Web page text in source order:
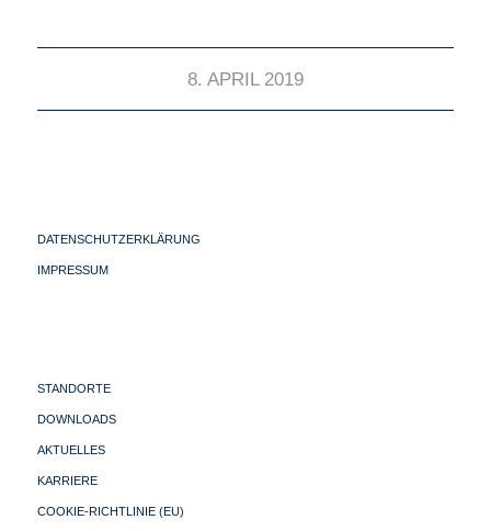
8. APRIL 2019
DATENSCHUTZERKLÄRUNG
IMPRESSUM
STANDORTE
DOWNLOADS
AKTUELLES
KARRIERE
COOKIE-RICHTLINIE (EU)